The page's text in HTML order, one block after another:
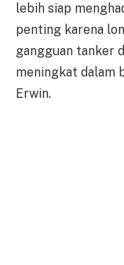
lebih siap
penting karena
gangguan tanker
meningkat dalam
Erwin.